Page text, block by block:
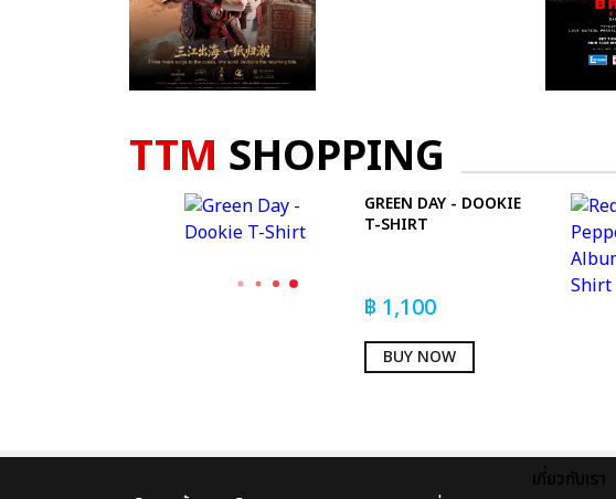
TTM SHOPPING
GREEN DAY - DOOKIE
T-SHIRT
฿ 1,100
BUY NOW
เกี่ยวกับเรา